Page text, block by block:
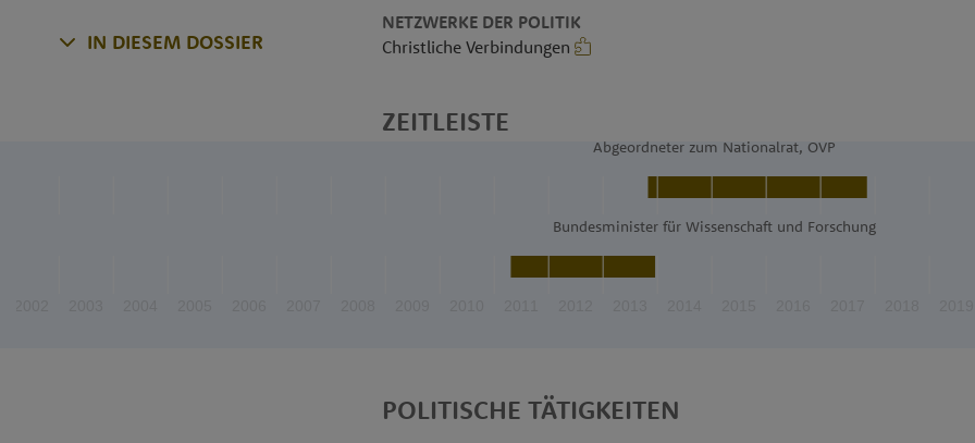
IN DIESEM DOSSIER
NETZWERKE DER POLITIK
Christliche Verbindungen
ZEITLEISTE
Abgeordneter zum Nationalrat, ÖVP
Bundesminister für Wissenschaft und Forschung
POLITISCHE TÄTIGKEITEN